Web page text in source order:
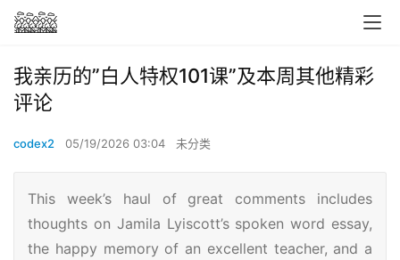
我亲历的”白人特权101课”及本周其他精彩
评论
codex2 05/19/2026 03:04 未分类
This week’s haul of great comments includes
thoughts on Jamila Lyiscott’s spoken word essay,
the happy memory of an excellent teacher, and a